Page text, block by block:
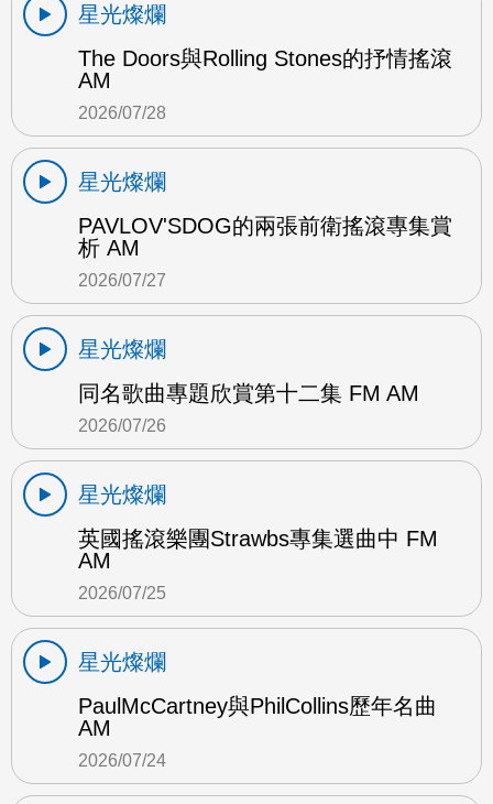
星光燦爛
The Doors與Rolling Stones的抒情搖滾
AM
2026/07/28
星光燦爛
PAVLOV'SDOG的兩張前衛搖滾專集賞
析 AM
2026/07/27
星光燦爛
同名歌曲專題欣賞第十二集 FM AM
2026/07/26
星光燦爛
英國搖滾樂團Strawbs專集選曲中 FM
AM
2026/07/25
星光燦爛
PaulMcCartney與PhilCollins歷年名曲
AM
2026/07/24